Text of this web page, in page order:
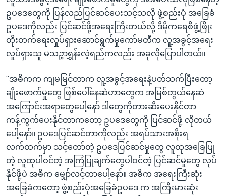
ဥပဒေတွေကို ပြန်လည်ပြင်ဆင်ပေးသင့်သလို ဖွဲ့စည်းပုံ အခြေခံ
ဥပဒေကိုလည်း ပြင်ဆင်ဖို့အရေးကြီးတယ်လို့ ဒီမိုကရေစီဖွံ့ဖြိုး
တိုးတက်ရေးလှုပ်ရှားဆောင်ရွက်မှုကော်မတီက လူ့အခွင့်အရေး
လှုပ်ရှားသူ မသဉ္စာရွှန်းလဲ့ရည်ကလည်း အခုလိုပြောပါတယ်။
"အဓိကက ကျမမြင်တာက လူ့အခွင့်အရေးနဲ့ပတ်သက်ပြီးတော့
ချိုးဖောက်မှုတွေ ဖြစ်ပေါ်နေဆဲဟာတွေက အမြစ်တွယ်နေဆဲ
အကြောင်းအရာတွေပေါ့နော် ဒါတွေကိုတားဆီးပေးနိုင်တာ
ကန့်ကွက်ပေးနိုင်တာကတော့ ဥပဒေတွေကို ပြင်ဆင်ဖို့ လိုတယ်
ပေါ့နော်။ ဥပဒေပြင်ဆင်တာကိုလည်း အရပ်သားအစိုးရ
လက်ထက်မှာ သင့်တော်တဲ့ ဥပဒေပြင်ဆင်မှုတွေ လူထုအခြေပြု
တဲ့ လူထုပါဝင်တဲ့ အကြံပြုချက်တွေပါဝင်တဲ့ ပြင်ဆင်မှုတွေ လုပ်
နိုင်ဖို့ပဲ အဓိက မျှော်လင့်တာပေါ့နော်။ အဓိက အရေးကြီးဆုံး
အခြေခံကတော့ ဖွဲ့စည်းပုံအခြေခံဥပဒေ က အကြီးမားဆုံး